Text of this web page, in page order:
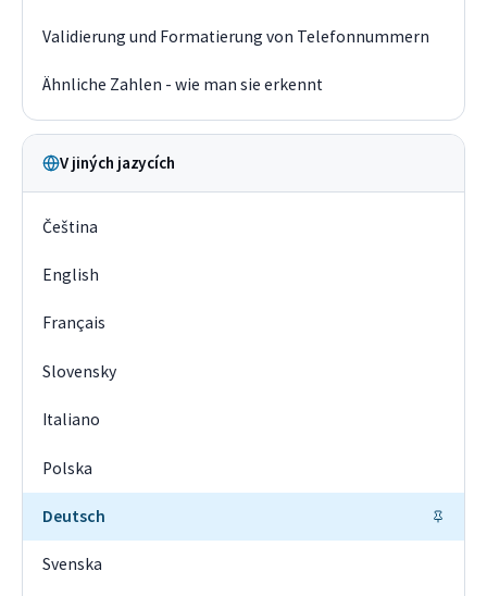
Validierung und Formatierung von Telefonnummern
Ähnliche Zahlen - wie man sie erkennt
V jiných jazycích
Čeština
English
Français
Slovensky
Italiano
Polska
Deutsch
Svenska